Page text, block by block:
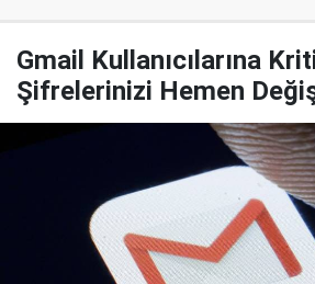
Gmail Kullanıcılarına
Şifrelerinizi Hemen